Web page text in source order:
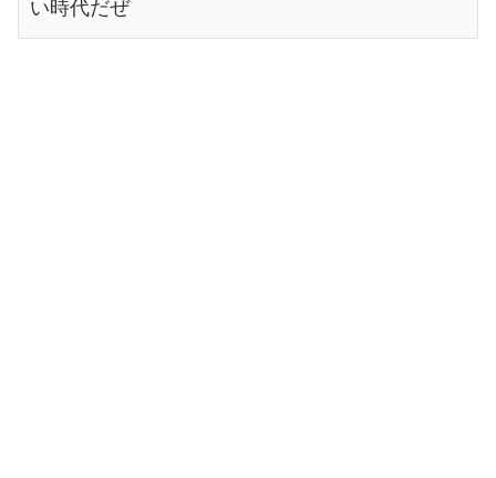
い時代だぜ